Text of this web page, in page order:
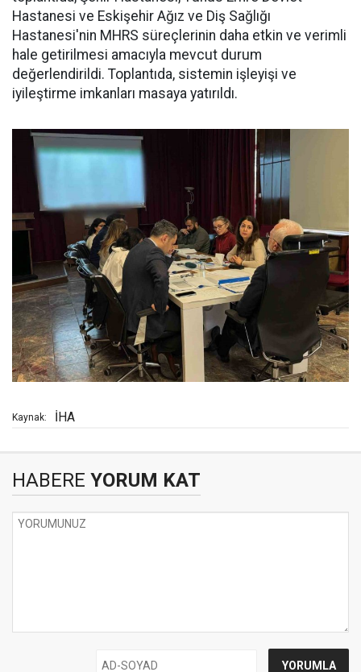
Hastanesi ve Eskişehir Ağız ve Diş Sağlığı
Hastanesi'nin MHRS süreçlerinin daha etkin ve verimli
hale getirilmesi amacıyla mevcut durum
değerlendirildi. Toplantıda, sistemin işleyişi ve
iyileştirme imkanları masaya yatırıldı.
Kaynak: İHA
HABERE YORUM KAT